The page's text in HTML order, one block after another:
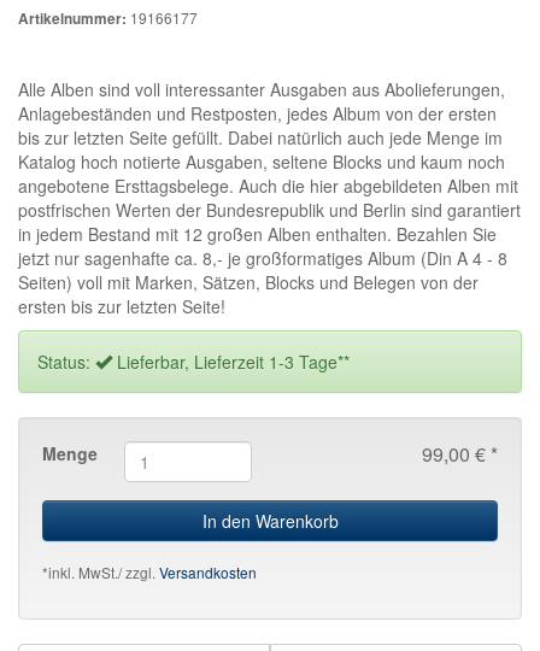
Artikelnummer: 19166177
Alle Alben sind voll interessanter Ausgaben aus Abolieferungen,
Anlagebeständen und Restposten, jedes Album von der ersten
bis zur letzten Seite gefüllt. Dabei natürlich auch jede Menge im
Katalog hoch notierte Ausgaben, seltene Blocks und kaum noch
angebotene Ersttagsbelege. Auch die hier abgebildeten Alben mit
postfrischen Werten der Bundesrepublik und Berlin sind garantiert
in jedem Bestand mit 12 großen Alben enthalten. Bezahlen Sie
jetzt nur sagenhafte ca. 8,- je großformatiges Album (Din A 4 - 8
Seiten) voll mit Marken, Sätzen, Blocks und Belegen von der
ersten bis zur letzten Seite!
Status: Lieferbar, Lieferzeit 1-3 Tage**
99,00 € *
Menge
In den Warenkorb
*inkl. MwSt./ zzgl.Versandkosten